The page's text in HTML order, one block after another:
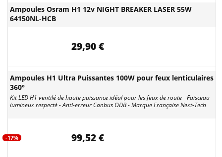
Ampoules Osram H1 12v NIGHT BREAKER LASER 55W
64150NL-HCB
29,90 €
Ampoules H1 Ultra Puissantes 100W pour feux lenticulaires
360°
Kit LED H1 ventilé de haute puissance idéal pour les feux de route - Faisceau
lumineux respecté - Anti-erreur Canbus ODB - Marque Française Next-Tech
-17% 99,52 €